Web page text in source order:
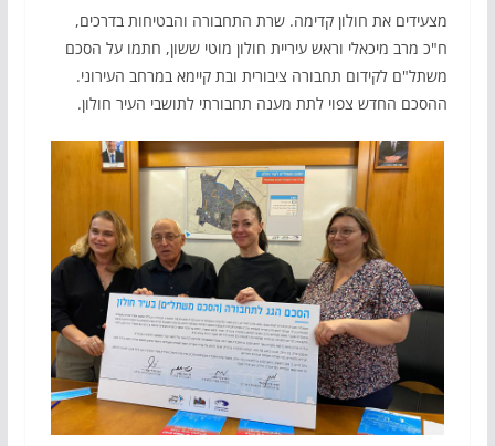
מצעידים את חולון קדימה. שרת התחבורה והבטיחות בדרכים,
ח"כ מרב מיכאלי וראש עיריית חולון מוטי ששון, חתמו על הסכם
משתל"ם לקידום תחבורה ציבורית ובת קיימא במרחב העירוני.
ההסכם החדש צפוי לתת מענה תחבורתי לתושבי העיר חולון.